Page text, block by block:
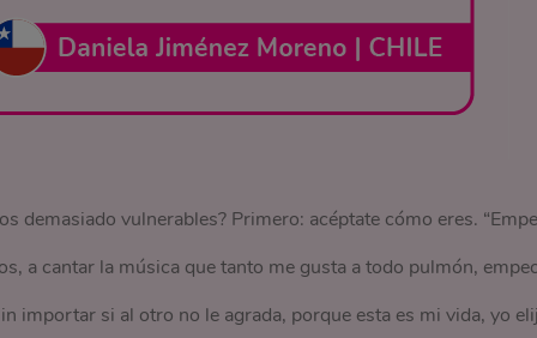
demasiado vulnerables? Primero: acéptate cómo eres.
a cantar la música que tanto me gusta a todo pulmón,
importar si al otro no le agrada, porque esta es mi vida, yo